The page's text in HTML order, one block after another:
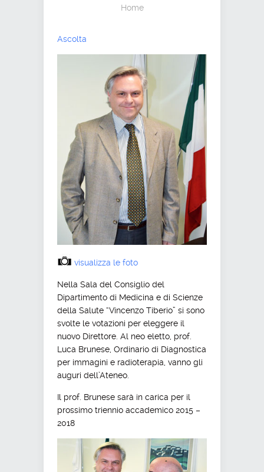
Home
Ascolta
visualizza le foto
Nella Sala del Consiglio del
Dipartimento di Medicina e di Scienze
della Salute “Vincenzo Tiberio” si sono
svolte le votazioni per eleggere il
nuovo Direttore. Al neo eletto, prof.
Luca Brunese, Ordinario di Diagnostica
per immagini e radioterapia, vanno gli
auguri dell’Ateneo.
Il prof. Brunese sarà in carica per il
prossimo triennio accademico 2015 –
2018